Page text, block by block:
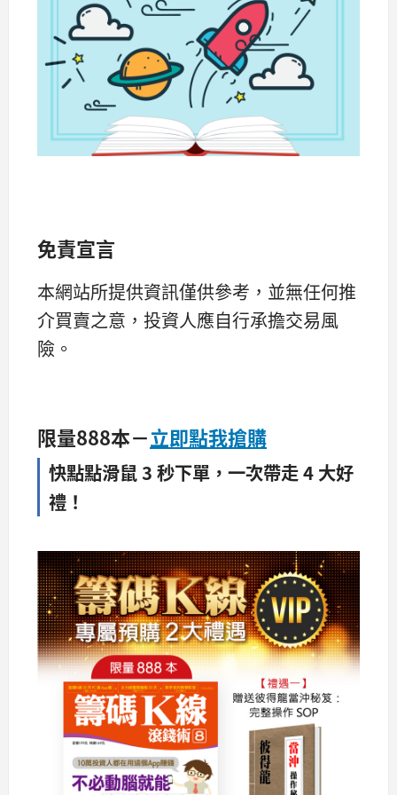
免責宣言
本網站所提供資訊僅供參考，並無任何推
介買賣之意，投資人應自行承擔交易風
險。
限量888本－立即點我搶購
快點點滑鼠 3 秒下單，一次帶走 4 大好
禮！